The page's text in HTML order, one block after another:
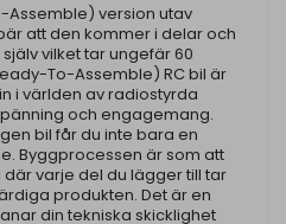
Assemble) version utav
att den kommer i delar och
vilket tar ungefär 60
To-Assemble) RC bil är
i världen av radiostyrda
och engagemang.
bil får du inte bara en
Byggprocessen är som att
varje del du lägger till tar
produkten. Det är en
din tekniska skicklighet